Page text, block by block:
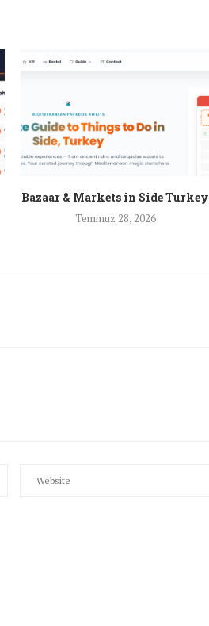
Bazaar & Markets in Side Turkey
Temmuz 28, 2026